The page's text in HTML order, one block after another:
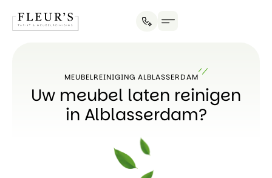
MEUBELREINIGING ALBLASSERDAM
Uw meubel laten reinigen
in Alblasserdam?